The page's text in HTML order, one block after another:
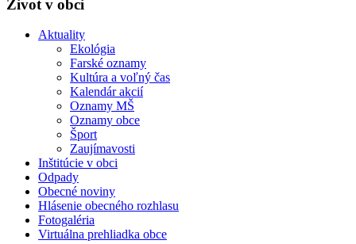
Život v obci
Aktuality
Ekológia
Farské oznamy
Kultúra a voľný čas
Kalendár akcií
Oznamy MŠ
Oznamy obce
Šport
Zaujímavosti
Inštitúcie v obci
Odpady
Obecné noviny
Hlásenie obecného rozhlasu
Fotogaléria
Virtuálna prehliadka obce